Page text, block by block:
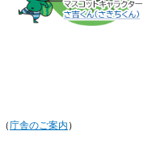
庁舎のご案内 ）